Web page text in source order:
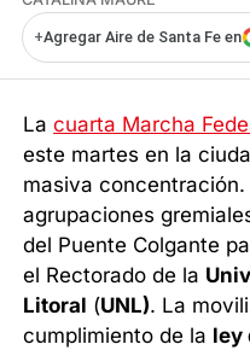
+Agregar Aire de Santa Fe en
Lacuarta Marcha
este martes en la
masiva
agrupaciones
del Puente Colgante
el Rectorado de la
Litoral (UNL). La
cumplimiento de la ley